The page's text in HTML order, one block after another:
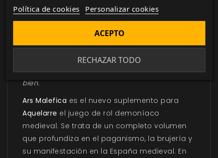
puedan impetrar por mí. Prometo hacer todo el
mal que pueda y que los demás hagan.
Renuncio al crisma, al bautismo, a todos los
méritos de Jesucristo y de sus santos; y si dejo
de serviros, adorados, y no me postro ante vos
una vez al día, os doy mi vida como vuestro
bien.
Ars Malefica es el nuevo suplemento para
Aquelarre el juego de rol demoníaco
medieval. Se trata de un completo volumen
que profundiza en el paganismo, la brujería y
su manifestación en la España medieval. En
Política de cookies Personalizar cookies
RECHAZAR TODO
ACEPTO